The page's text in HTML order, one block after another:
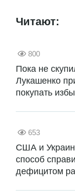
Читают:
800
Пока не
Лукашенко
покупать
653
США и
способ
дефицитом